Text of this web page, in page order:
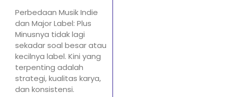
Perbedaan Musik Indie
dan Major Label: Plus
Minusnya tidak lagi
sekadar soal besar atau
kecilnya label. Kini yang
terpenting adalah
strategi, kualitas karya,
dan konsistensi.